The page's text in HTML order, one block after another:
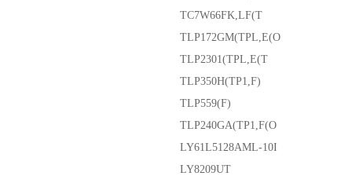
TC7W66FK,LF(T
TLP172GM(TPL,E(O
TLP2301(TPL,E(T
TLP350H(TP1,F)
TLP559(F)
TLP240GA(TP1,F(O
LY61L5128AML-10I
LY8209UT